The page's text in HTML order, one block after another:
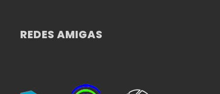
REDES AMIGAS